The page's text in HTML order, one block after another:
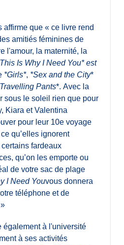
affirme que « ce livre rend
amitiés féminines de
l'amour, la maternité, la
Is Why I Need You* est
*Girls*, *Sex and the City*
Pants*. Avec la
sous le soleil rien que pour
Kiara et Valentina
pour leur 10e voyage
qu’elles ignorent
fardeaux
qu’on les emporte ou
de votre sac de plage
I Need Youvous donnera
téléphone et de
également à l'université
à ses activités